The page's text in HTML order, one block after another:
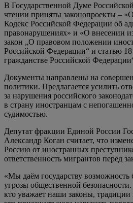
В Государственной Думе
чтении приняты законопроекты –
Кодекс Российской Федерации об
правонарушениях» и «О внесении
закон „О правовом положении
Российской Федерации“ и статью
гражданстве Российской
Документы направлены на
политики. Предлагается усилить
за нарушения российского
в страну иностранцам с
судимостью.
Депутат фракции Единой России
Александр Коган считает, что
Россию от иностранных
ответственность мигрантов перед
«Мы даём государству возможность
угрозы общественной
кто уважает наши законы,